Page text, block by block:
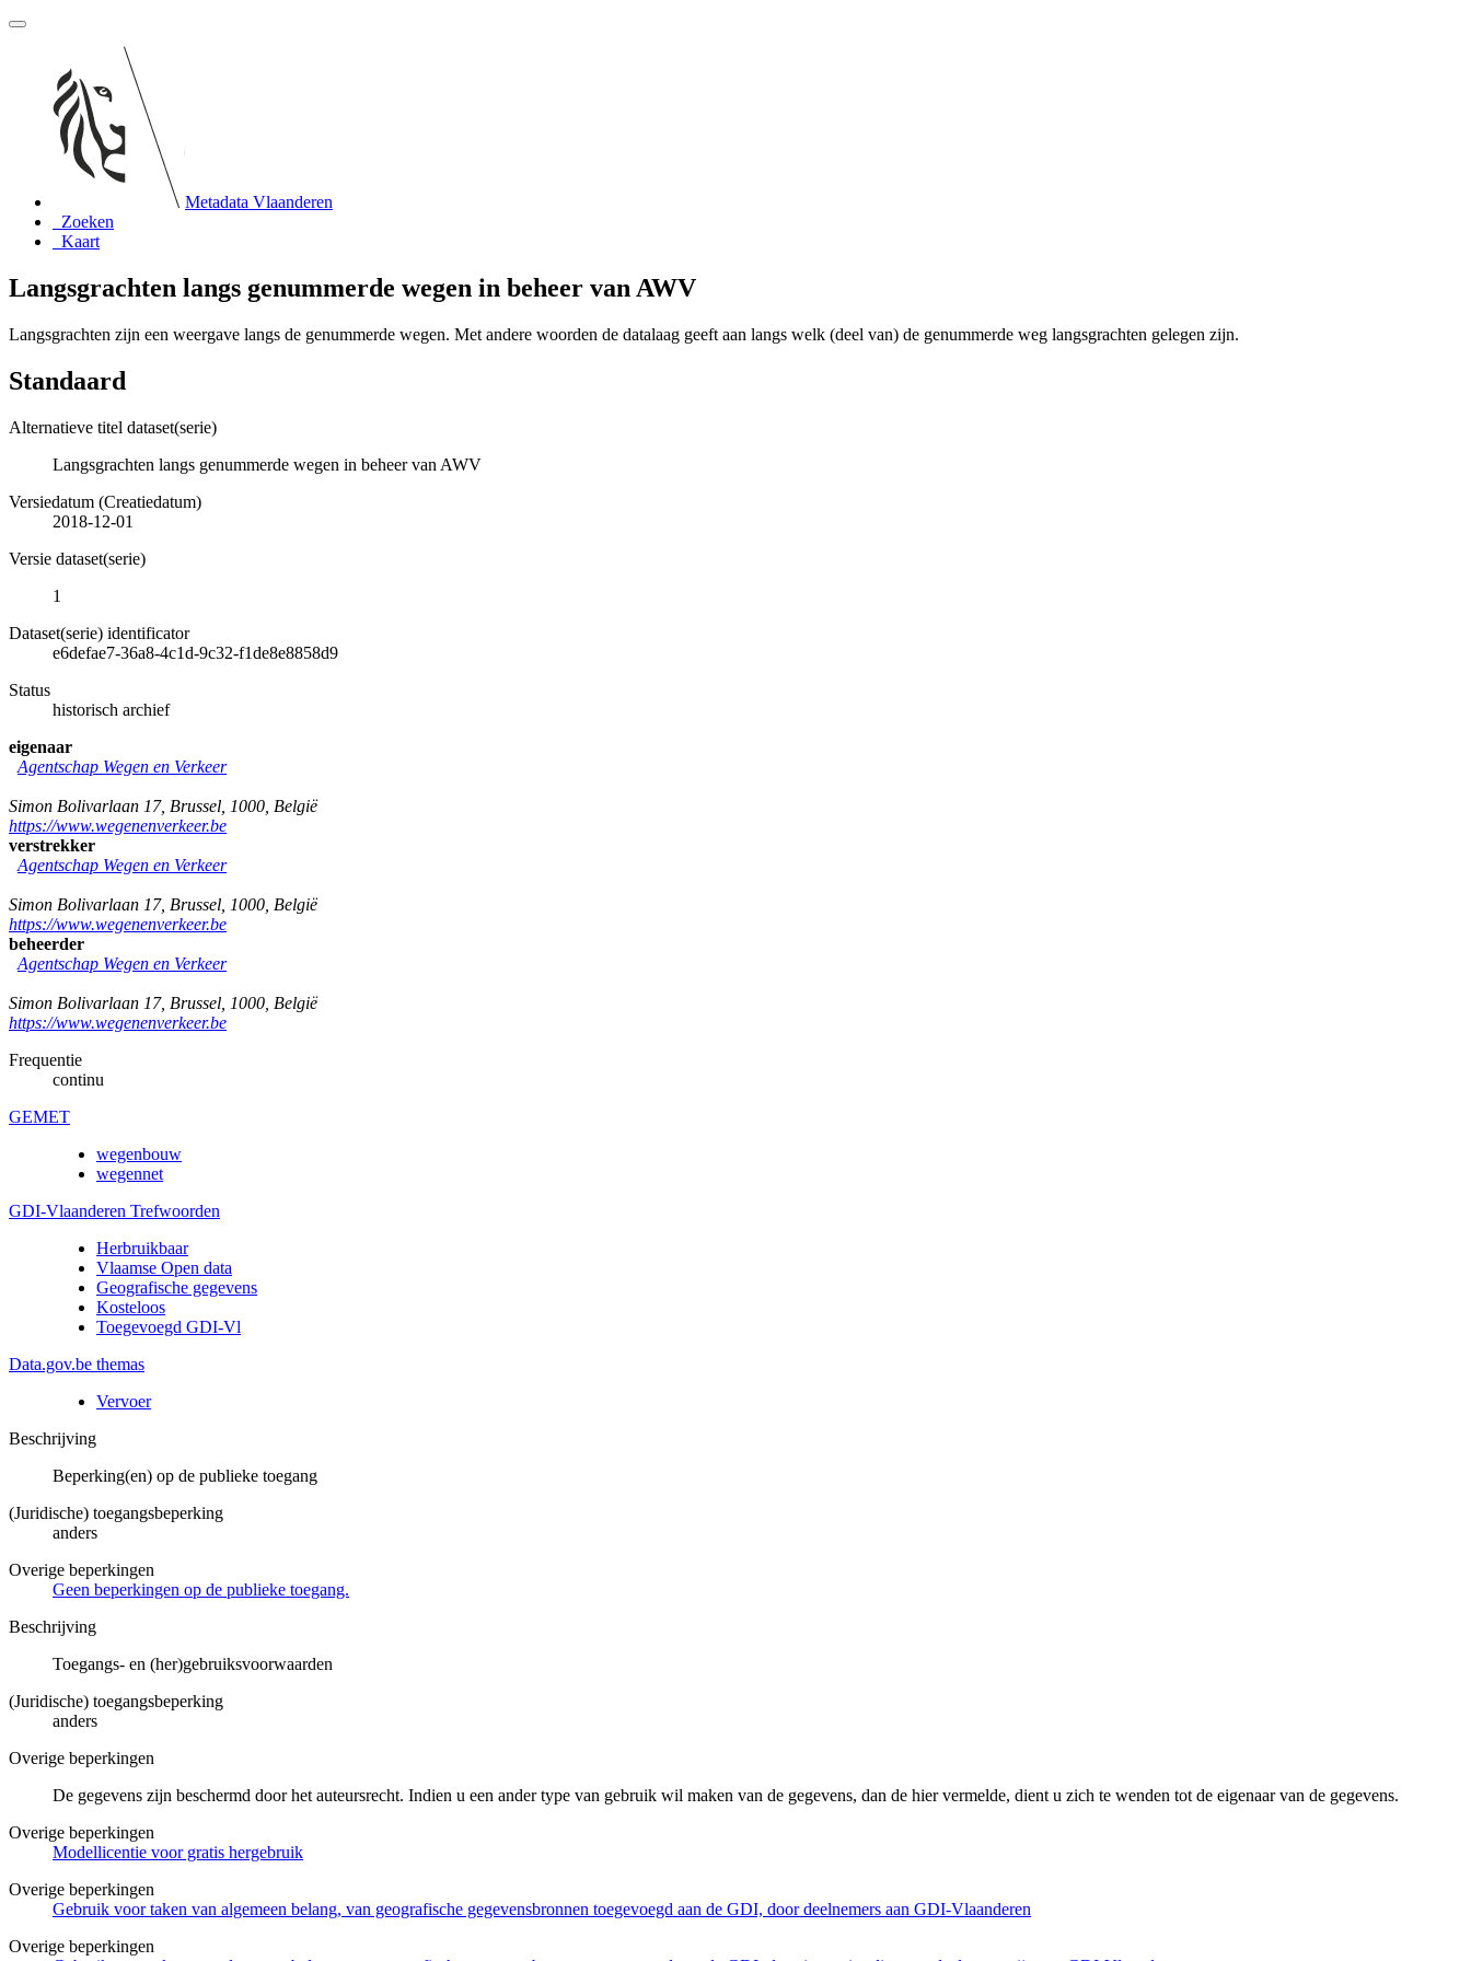
Metadata Vlaanderen
Zoeken
Kaart
Langsgrachten langs genummerde wegen in beheer van AWV
Langsgrachten zijn een weergave langs de genummerde wegen. Met andere woorden de datalaag geeft aan langs welk (deel van) de genummerde weg langsgrachten gelegen zijn.
Standaard
Alternatieve titel dataset(serie)
Langsgrachten langs genummerde wegen in beheer van AWV
Versiedatum (Creatiedatum)
2018-12-01
Versie dataset(serie)
1
Dataset(serie) identificator
e6defae7-36a8-4c1d-9c32-f1de8e8858d9
Status
historisch archief
eigenaar
Agentschap Wegen en Verkeer
Simon Bolivarlaan 17, Brussel 1000 België
https://www.wegenenverkeer.be
verstrekker
Agentschap Wegen en Verkeer
Simon Bolivarlaan 17, Brussel 1000 België
https://www.wegenenverkeer.be
beheerder
Agentschap Wegen en Verkeer
Simon Bolivarlaan 17, Brussel 1000 België
https://www.wegenenverkeer.be
Frequentie
continu
GEMET
wegenbouw
wegennet
GDI-Vlaanderen Trefwoorden
Herbruikbaar
Vlaamse Open data
Geografische gegevens
Kosteloos
Toegevoegd GDI-Vl
Data.gov.be themas
Vervoer
Beschrijving
Beperking(en) op de publieke toegang
(Juridische) toegangsbeperking
anders
Overige beperkingen
Geen beperkingen op de publieke toegang.
Beschrijving
Toegangs- en (her)gebruiksvoorwaarden
(Juridische) toegangsbeperking
anders
Overige beperkingen
De gegevens zijn beschermd door het auteursrecht. Indien u een ander type van gebruik wil maken van de gegevens, dan de hier vermelde, dient u zich te wenden tot de eigenaar van de gegevens.
Overige beperkingen
Modellicentie voor gratis hergebruik
Overige beperkingen
Gebruik voor taken van algemeen belang, van geografische gegevensbronnen toegevoegd aan de GDI, door deelnemers aan GDI-Vlaanderen
Overige beperkingen